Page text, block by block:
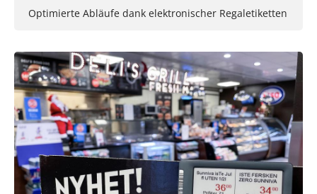
Optimierte Abläufe dank elektronischer Regaletiketten